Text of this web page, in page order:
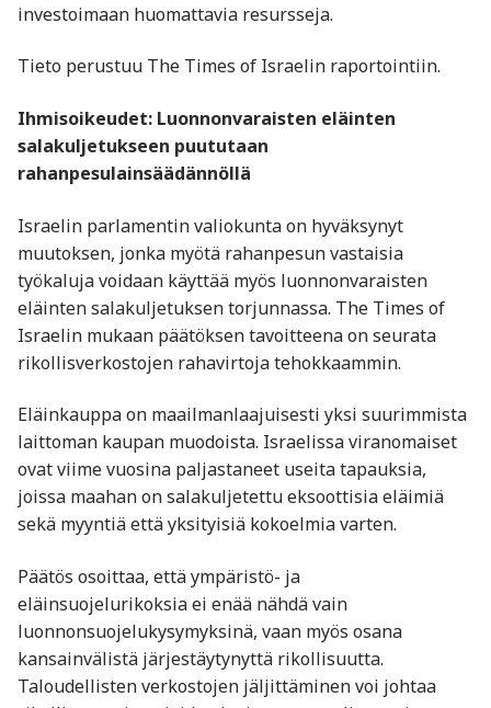
investoimaan huomattavia resursseja.
Tieto perustuu The Times of Israelin raportointiin.
Ihmisoikeudet: Luonnonvaraisten eläinten
salakuljetukseen puututaan
rahanpesulainsäädännöllä
Israelin parlamentin valiokunta on hyväksynyt
muutoksen, jonka myötä rahanpesun vastaisia
työkaluja voidaan käyttää myös luonnonvaraisten
eläinten salakuljetuksen torjunnassa. The Times of
Israelin mukaan päätöksen tavoitteena on seurata
rikollisverkostojen rahavirtoja tehokkaammin.
Eläinkauppa on maailmanlaajuisesti yksi suurimmista
laittoman kaupan muodoista. Israelissa viranomaiset
ovat viime vuosina paljastaneet useita tapauksia,
joissa maahan on salakuljetettu eksoottisia eläimiä
sekä myyntiä että yksityisiä kokoelmia varten.
Päätös osoittaa, että ympäristö- ja
eläinsuojelurikoksia ei enää nähdä vain
luonnonsuojelukysymyksinä, vaan myös osana
kansainvälistä järjestäytynyttä rikollisuutta.
Taloudellisten verkostojen jäljittäminen voi johtaa